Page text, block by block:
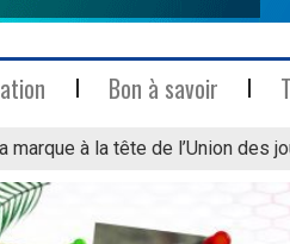
Bon à savoir
marque à la tête de l’Union des